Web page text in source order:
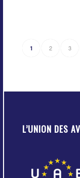
1 2 3
L’UNION DES